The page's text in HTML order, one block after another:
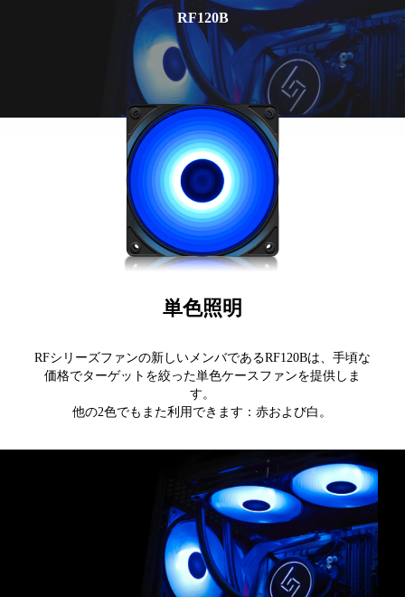
RF120B
単色照明
RFシリーズファンの新しいメンバであるRF120Bは、手頃な
価格でターゲットを絞った単色ケースファンを提供しま
す。
他の2色でもまた利用できます：赤および白。